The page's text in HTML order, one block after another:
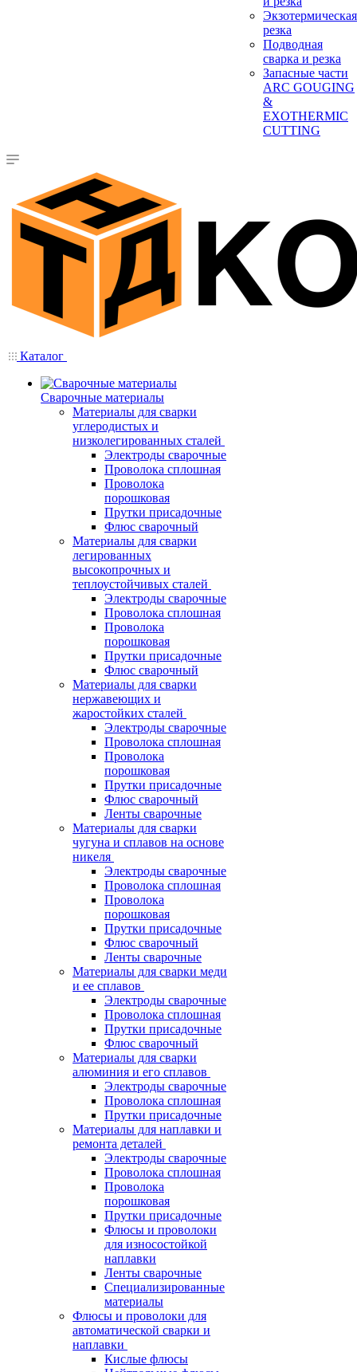
Экзотермическая
резка
Подводная
сварка и резка
Запасные части
ARC GOUGING
&
EXOTHERMIC
CUTTING
Каталог
Сварочные материалы
Материалы для сварки
углеродистых и
низколегированных сталей
Электроды сварочные
Проволока сплошная
Проволока
порошковая
Прутки присадочные
Флюс сварочный
Материалы для сварки
легированных
высокопрочных и
теплоустойчивых сталей
Электроды сварочные
Проволока сплошная
Проволока
порошковая
Прутки присадочные
Флюс сварочный
Материалы для сварки
нержавеющих и
жаростойких сталей
Электроды сварочные
Проволока сплошная
Проволока
порошковая
Прутки присадочные
Флюс сварочный
Ленты сварочные
Материалы для сварки
чугуна и сплавов на основе
никеля
Электроды сварочные
Проволока сплошная
Проволока
порошковая
Прутки присадочные
Флюс сварочный
Ленты сварочные
Материалы для сварки меди
и ее сплавов
Электроды сварочные
Проволока сплошная
Прутки присадочные
Флюс сварочный
Материалы для сварки
алюминия и его сплавов
Электроды сварочные
Проволока сплошная
Прутки присадочные
Материалы для наплавки и
ремонта деталей
Электроды сварочные
Проволока сплошная
Проволока
порошковая
Прутки присадочные
Флюсы и проволоки
для износостойкой
наплавки
Ленты сварочные
Специализированные
материалы
Флюсы и проволоки для
автоматической сварки и
наплавки
Кислые флюсы